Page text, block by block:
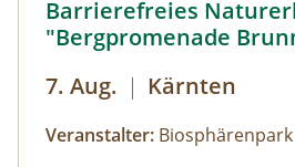
Programm im
Orth an der DonauDo & Fr –
am Lagefeuer, Getränke
Barrierefreies
"Bergpromenade
7. Aug. | Kärnten
Veranstalter: